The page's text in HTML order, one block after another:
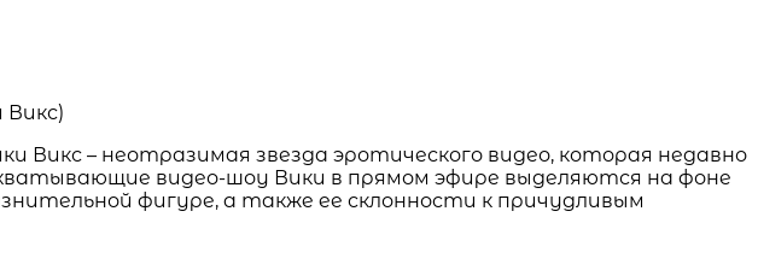
– неотразимая звезда эротического видео, которая недавно
видео-шоу Вики в прямом эфире выделяются на фоне
фигуре, а также ее склонности к причудливым